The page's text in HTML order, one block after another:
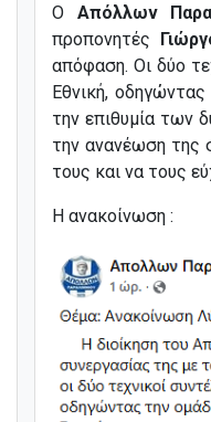
Ο Απόλλων
προπονητές
απόφαση. Οι δύο
Εθνική,
την επιθυμία των
την ανανέωση της
τους και να τους
Η ανακοίνωση :